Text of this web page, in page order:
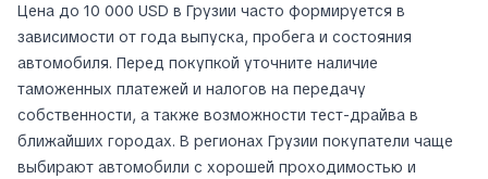
Цена до 10 000 USD в Грузии часто формируется в
зависимости от года выпуска, пробега и состояния
автомобиля. Перед покупкой уточните наличие
таможенных платежей и налогов на передачу
собственности, а также возможности тест-драйва в
ближайших городах. В регионах Грузии покупатели чаще
выбирают автомобили с хорошей проходимостью и